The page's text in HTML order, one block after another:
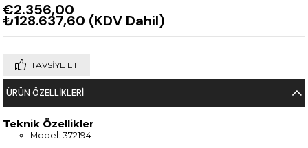
€2.356,00
₺128.637,60 (KDV Dahil)
TAVSIYE ET
ÜRÜN ÖZELLIKLERI
Teknik Özellikler
Model: 372194